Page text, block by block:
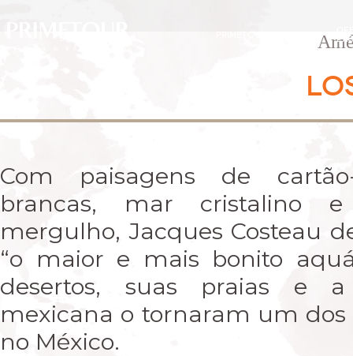
DESTINOS
Com paisagens de
brancas, mar cristalino
mergulho, Jacques Costeau
“o maior e mais bonito
desertos, suas praias e
mexicana o tornaram um
no México.